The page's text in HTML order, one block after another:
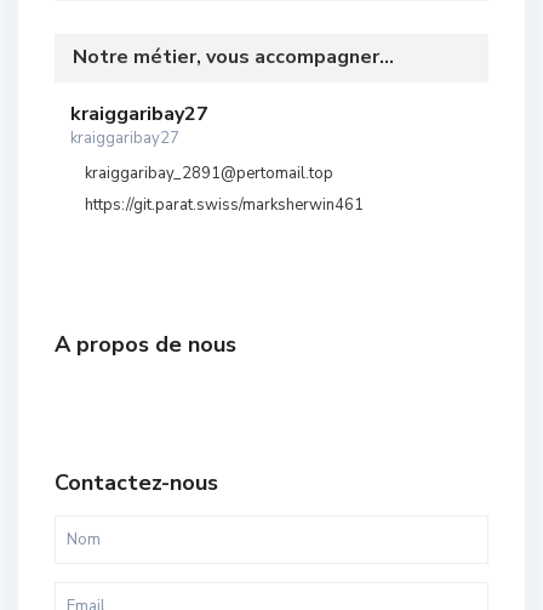
Notre métier, vous accompagner...
kraiggaribay27
kraiggaribay27
kraiggaribay_2891@pertomail.top
https://git.parat.swiss/marksherwin461
A propos de nous
Contactez-nous